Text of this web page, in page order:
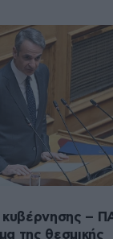
κυβέρνησης –
της θεσμικής